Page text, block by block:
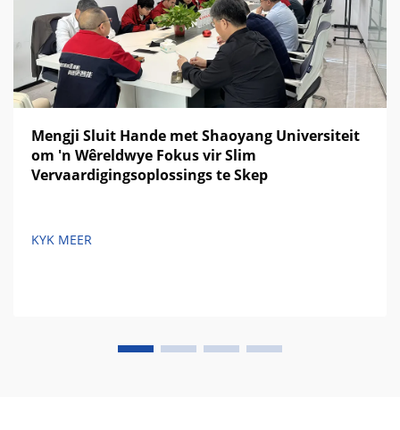
Mengji Sluit Hande met Shaoyang Universiteit
om 'n Wêreldwye Fokus vir Slim
Vervaardigingsoplossings te Skep
KYK MEER